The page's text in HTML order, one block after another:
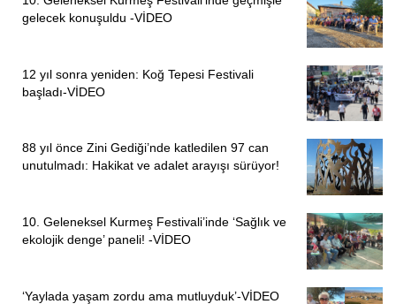
PİRHA/SİVAS
Sivas Tekke köyündeki mermer ocağına verilen ‘ÇED
gelecek konuşuldu -VİDEO
12 yıl sonra yeniden: Koğ Tepesi Festivali
başladı-VİDEO
88 yıl önce Zini Gediği’nde katledilen 97 can
unutulmadı: Hakikat ve adalet arayışı sürüyor!
10. Geleneksel Kurmeş Festivali’inde ‘Sağlık ve
ekolojik denge’ paneli! -VİDEO
‘Yaylada yaşam zordu ama mutluyduk’-VİDEO